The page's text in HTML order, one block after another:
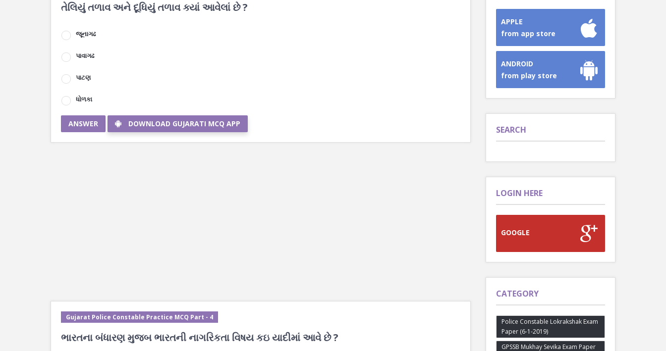
તેલિયું તળાવ અને દૂધિયું તળાવ ક્યાં આવેલાં છે ?
જૂનાગઢ
પાવાગઢ
પાટણ
ધોળકા
ANSWER DOWNLOAD GUJARATI MCQ APP
Gujarat Police Constable Practice MCQ Part - 4
ભારતના બંધારણ મુજબ ભારતની નાગરિકતા વિષય કઇ યાદીમાં આવે છે ?
APPLE
from app store
ANDROID
from play store
SEARCH
LOGIN HERE
GOOGLE
CATEGORY
Police Constable Lokrakshak Exam
Paper (6-1-2019)
GPSSB Mukhay Sevika Exam Paper